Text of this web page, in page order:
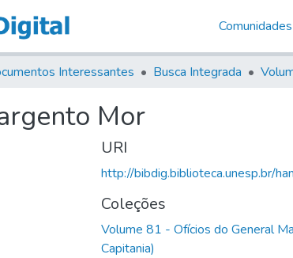
Interessantes Busca Integrada
Mor
URI
http://bibdig.biblioteca.unesp.br/
Coleções
Volume 81 - Ofícios do General
Capitania)